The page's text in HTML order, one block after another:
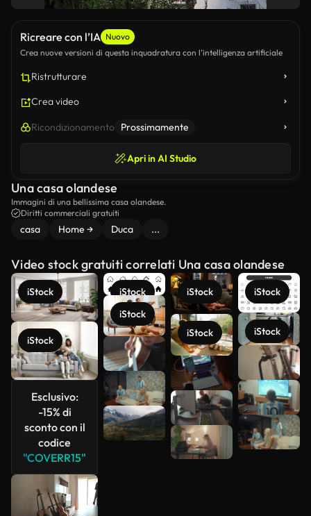
Ricreare con l’IA Nuovo
Crea nuove versioni di questa inquadratura con l’intelligenza artificiale
Ristrutturare
Crea video
Ricondizionamento Prossimamente
Apri in AI Studio
Una casa olandese
Immagini di una bellissima casa olandese.
Diritti commerciali gratuiti
casa Home → Duca ...
Video stock gratuiti correlati Una casa olandese
iStock
iStock
Esclusivo:
-15% di
sconto con il
codice
"COVERR15"
iStock
iStock
iStock
iStock
iStock
iStock
Scopri di